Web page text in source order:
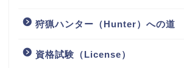
狩猟ハンター（Hunter）への道
資格試験（License）